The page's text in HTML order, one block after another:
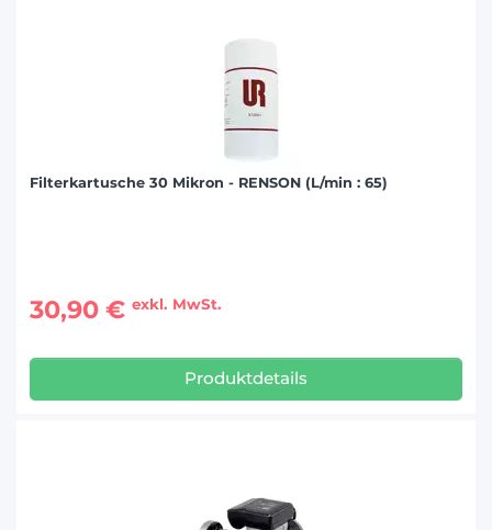
Filterkartusche 30 Mikron - RENSON (L/min : 65)
30,90 € exkl. MwSt.
Produktdetails